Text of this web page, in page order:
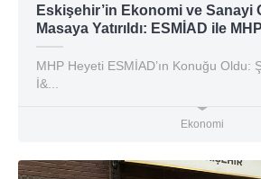
Eskişehir’in Ekonomi ve Sanayi
Masaya Yatırıldı: ESMİAD ile
MHP Heyeti ESMİAD’ın Konuğu Oldu:
İ&...
Ekonomi